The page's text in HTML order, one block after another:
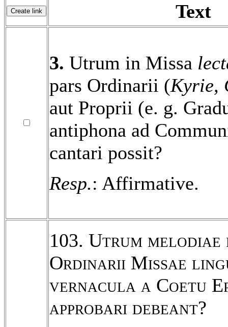
Text
3. Utrum in Missa
pars Ordinarii (Kyrie,
aut Proprii (e. g.
antiphona ad
cantari possit?
Resp.: Affirmative.
103. Utrum
Ordinarii Missae
vernacula a Coetu
approbari debeant?